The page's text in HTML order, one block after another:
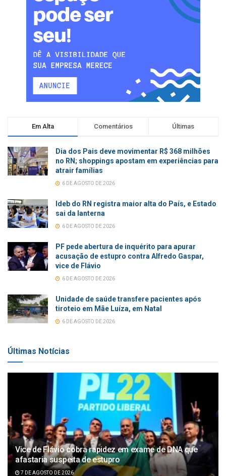
Em Alta Comentários Últimas
Dia dos Pais deve movimentar R$ 368 milhões
no RN; shoppings apostam em experiências para
atrair famílias
6 DE AGOSTO DE 2026
Ideb do RN registra maior alta do País, e Estado
sai da lanterna
6 DE AGOSTO DE 2026
PF pede abertura de inquérito para apurar
acusação de estupro contra Alfredo Gaspar,
vice de Flávio
6 DE AGOSTO DE 2026
Unidade de saúde transfere pacientes após
tiroteio em Mãe Luíza, em Natal
6 DE AGOSTO DE 2026
Últimas Notícias
Vice de Flávio cobra rapidez em exame de DNA que
afastaria suspeita de estupro
7 DE AGOSTO DE 2026